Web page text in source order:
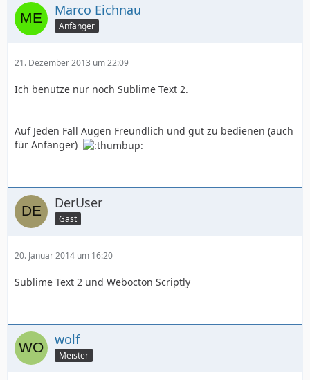
Marco Eichnau
Anfänger
21. Dezember 2013 um 22:09
Ich benutze nur noch Sublime Text 2.
Auf Jeden Fall Augen Freundlich und gut zu bedienen (auch
für Anfänger)
DerUser
Gast
20. Januar 2014 um 16:20
Sublime Text 2 und Webocton Scriptly
wolf
Meister